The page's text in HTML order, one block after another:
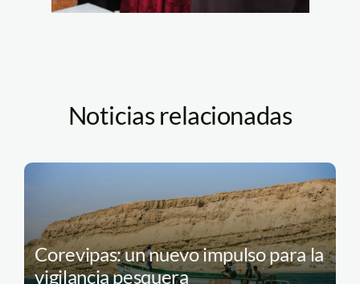
Noticias relacionadas
Corevipas: un nuevo impulso para la
vigilancia pesquera